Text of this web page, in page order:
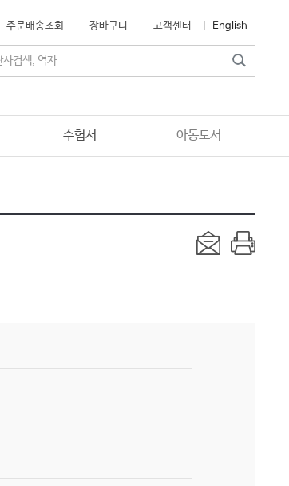
주문배송조회 장바구니 고객센터 English
수험서 아동도서